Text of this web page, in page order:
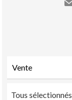
Tous sélectionnés